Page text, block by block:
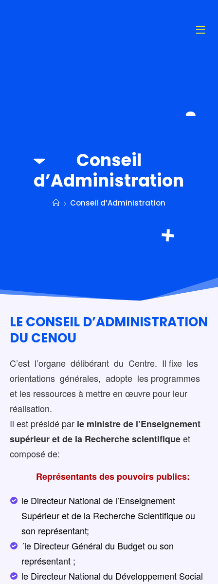
Conseil
d’Administration
Conseil d’Administration
LE CONSEIL D’ADMINISTRATION
DU CENOU
C’est l’organe délibérant du Centre. Il fixe les
orientations générales, adopte les programmes
et les ressources à mettre en œuvre pour leur
réalisation.
Il est présidé par le ministre de l’Enseignement
supérieur et de la Recherche scientifiqueet
composé de:
Représentants des pouvoirs publics:
le Directeur National de l’Enseignement
Supérieur et de la Recherche Scientifique ou
son représentant;
´le Directeur Général du Budget ou son
représentant ;
le Directeur National du Développement Social